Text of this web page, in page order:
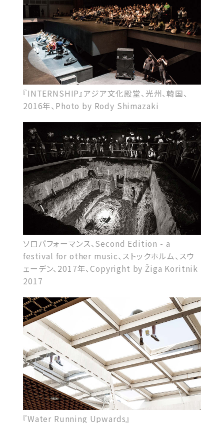
『INTERNSHIP』アジア文化殿堂、光州、韓国、
2016年、Photo by Rody Shimazaki
ソロパフォーマンス、Second Edition - a
festival for other music、ストックホルム、スウ
ェーデン、2017年、Copyright by Žiga Koritnik
2017
『Water Running Upwards』